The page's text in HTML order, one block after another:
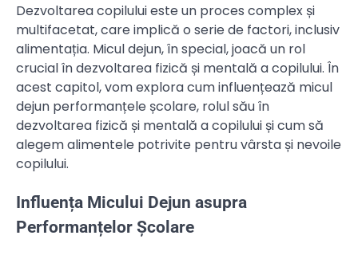
Dezvoltarea copilului este un proces complex și
multifacetat, care implică o serie de factori, inclusiv
alimentația. Micul dejun, în special, joacă un rol
crucial în dezvoltarea fizică și mentală a copilului. În
acest capitol, vom explora cum influențează micul
dejun performanțele școlare, rolul său în
dezvoltarea fizică și mentală a copilului și cum să
alegem alimentele potrivite pentru vârsta și nevoile
copilului.
Influența Micului Dejun asupra
Performanțelor Școlare